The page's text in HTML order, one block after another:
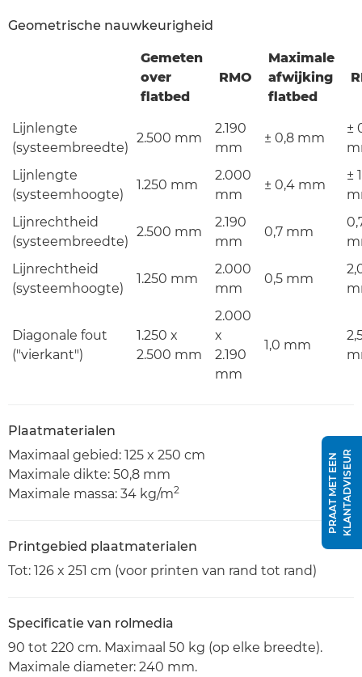
Geometrische nauwkeurigheid
Gemeten
over
flatbed
RMO
Maximale
afwijking
flatbed
Lijnlengte
(systeembreedte)
2.500 mm
2.190
mm
± 0,8 mm
±
Lijnlengte
(systeemhoogte)
1.250 mm
2.000
mm
± 0,4 mm
±
Lijnrechtheid
(systeembreedte)
2.500 mm
2.190
mm
0,7 mm
Lijnrechtheid
(systeemhoogte)
1.250 mm
2.000
mm
0,5 mm
Diagonale fout
("vierkant")
1.250 x
2.500 mm
2.000
x
2.190
mm
1,0 mm
Plaatmaterialen
Maximaal gebied: 125 x 250 cm
Maximale dikte: 50,8 mm
Maximale massa: 34 kg/m2
Printgebied plaatmaterialen
Tot: 126 x 251 cm (voor printen van rand tot rand)
Specificatie van rolmedia
90 tot 220 cm. Maximaal 50 kg (op elke breedte).
Maximale diameter: 240 mm.
P
R
A
A
T
M
E
T
E
E
N
K
L
A
N
T
A
D
V
I
S
E
UR